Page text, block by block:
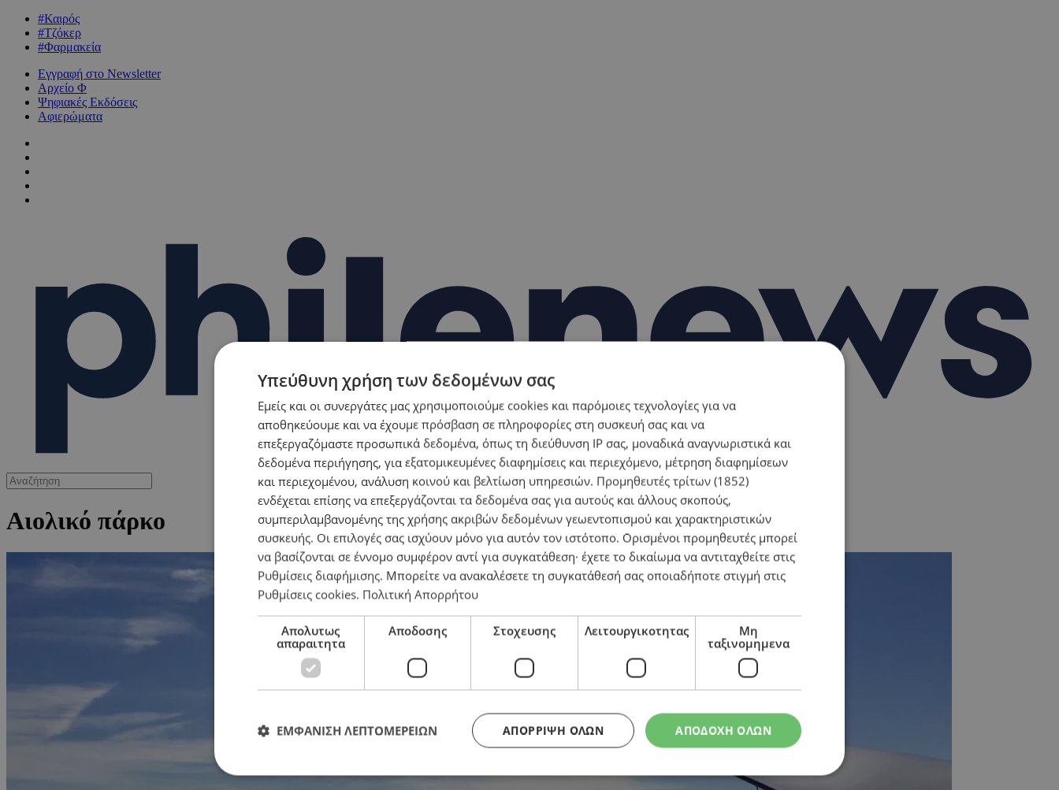
#Καιρός
#Τζόκερ
#Φαρμακεία
Εγγραφή στο Newsletter
Αρχείο Φ
Ψηφιακές Εκδόσεις
Αφιερώματα
Αιολικό πάρκο
Υπεύθυνη χρήση των δεδομένων σας
Εμείς και οι συνεργάτες μας χρησιμοποιούμε cookies και παρόμοιες τεχνολογίες για να
αποθηκεύουμε και να έχουμε πρόσβαση σε πληροφορίες στη συσκευή σας και να
επεξεργαζόμαστε προσωπικά δεδομένα, όπως τη διεύθυνση IP σας, μοναδικά αναγνωριστικά και
δεδομένα περιήγησης, για εξατομικευμένες διαφημίσεις και περιεχόμενο, μέτρηση διαφημίσεων
και περιεχομένου, ανάλυση κοινού και βελτίωση υπηρεσιών. Προμηθευτές τρίτων (1852)
ενδέχεται επίσης να επεξεργάζονται τα δεδομένα σας για αυτούς και άλλους σκοπούς,
συμπεριλαμβανομένης της χρήσης ακριβών δεδομένων γεωεντοπισμού και χαρακτηριστικών
συσκευής. Οι επιλογές σας ισχύουν μόνο για αυτόν τον ιστότοπο. Ορισμένοι προμηθευτές μπορεί
να βασίζονται σε έννομο συμφέρον αντί για συγκατάθεση· έχετε το δικαίωμα να αντιταχθείτε στις
Ρυθμίσεις διαφήμισης. Μπορείτε να ανακαλέσετε τη συγκατάθεσή σας οποιαδήποτε στιγμή στις
Ρυθμίσεις cookies. Πολιτική Απορρήτου
Απολυτως
απαραιτητα
Αποδοσης Στοχευσης Λειτουργικοτητας
Μη
ταξινομημενα
ΑΠΟΔΟΧΗ ΟΛΩΝ
ΑΠΌΡΡΙΨΗ ΌΛΩΝ
ΕΜΦΑΝΙΣΗ ΛΕΠΤΟΜΕΡΕΙΩΝ